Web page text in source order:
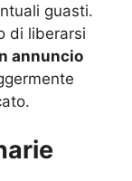
guasti.
di liberarsi
annuncio